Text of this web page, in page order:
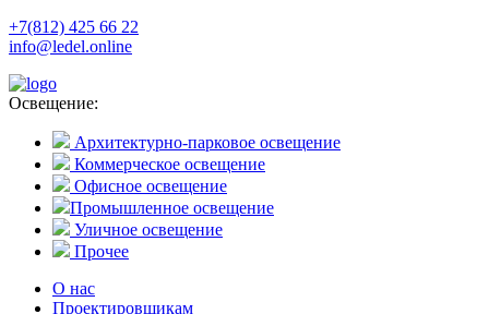
+7(812) 425 66 22
info@ledel.online
Освещение:
Архитектурно-парковое освещение
Коммерческое освещение
Офисное освещение
Промышленное освещение
Уличное освещение
Прочее
О нас
Проектировщикам